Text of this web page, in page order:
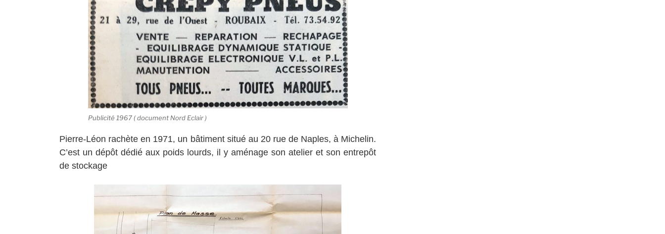
Publicité 1967 ( document Nord Eclair )
Pierre-Léon rachète en 1971, un bâtiment situé au 20 rue de Naples, à Michelin.
C’est un dépôt dédié aux poids lourds, il y aménage son atelier et son entrepôt
de stockage